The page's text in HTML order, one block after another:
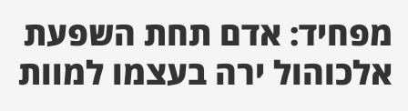
מסע מלחמה
השבוע
מפחיד: אדם תחת השפעת
אלכוהול ירה בעצמו למוות